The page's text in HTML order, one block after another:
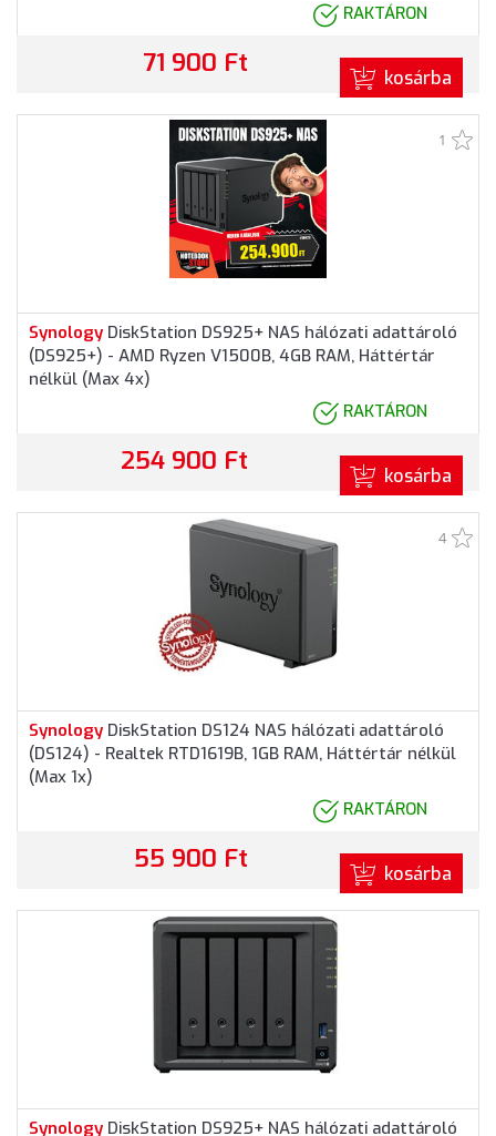
RAKTÁRON
71 900 Ft kosárba
1
Synology DiskStation DS925+ NAS hálózati adattároló
(DS925+) - AMD Ryzen V1500B, 4GB RAM, Háttértár
nélkül (Max 4x)
RAKTÁRON
254 900 Ft kosárba
4
Synology DiskStation DS124 NAS hálózati adattároló
(DS124) - Realtek RTD1619B, 1GB RAM, Háttértár nélkül
(Max 1x)
RAKTÁRON
55 900 Ft kosárba
Synology DiskStation DS925+ NAS hálózati adattároló